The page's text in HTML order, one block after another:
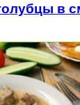
в